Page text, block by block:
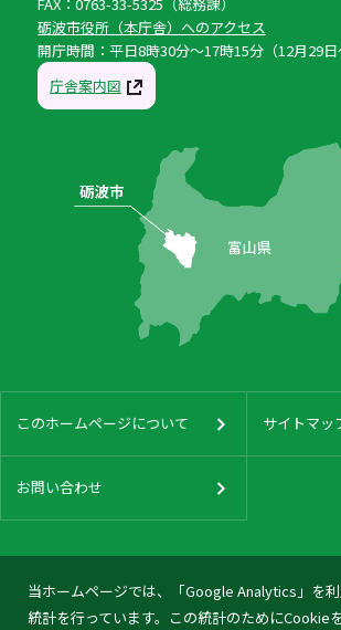
当ホームページでは、「Google Analytics」を
統計を行っています。この統計のためにCookie
砺波市役所（本庁舎）へのアクセス
開庁時間：平日8時30分〜17時15分（12月29日
庁舎案内図
このホームページについて サイトマッ
お問い合わせ